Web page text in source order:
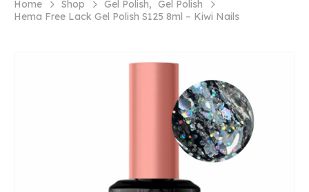
Home Shop Gel Polish, Gel Polish
Hema Free Lack Gel Polish S125 8ml – Kiwi Nails